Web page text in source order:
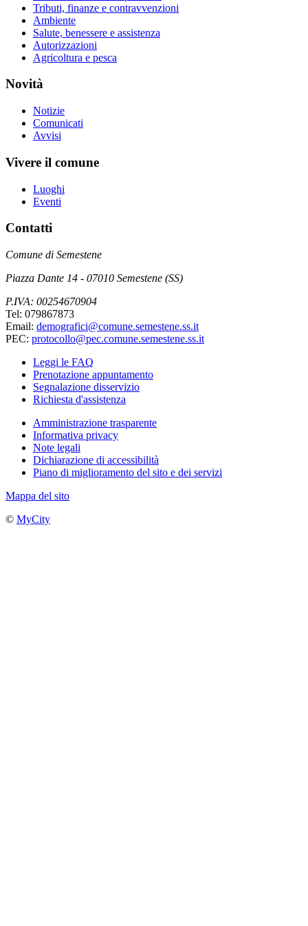
Tributi, finanze e contravvenzioni
Ambiente
Salute, benessere e assistenza
Autorizzazioni
Agricoltura e pesca
Novità
Notizie
Comunicati
Avvisi
Vivere il comune
Luoghi
Eventi
Contatti
Comune di Semestene
Piazza Dante 14 - 07010 Semestene (SS)
P.IVA: 00254670904
Tel: 079867873
Email: demografici@comune.semestene.ss.it
PEC: protocollo@pec.comune.semestene.ss.it
Leggi le FAQ
Prenotazione appuntamento
Segnalazione disservizio
Richiesta d'assistenza
Amministrazione trasparente
Informativa privacy
Note legali
Dichiarazione di accessibilità
Piano di miglioramento del sito e dei servizi
Mappa del sito
© MyCity